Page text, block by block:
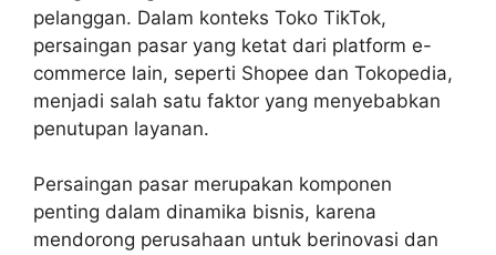
pelanggan. Dalam konteks Toko TikTok,
persaingan pasar yang ketat dari platform e-
commerce lain, seperti Shopee dan Tokopedia,
menjadi salah satu faktor yang menyebabkan
penutupan layanan.
Persaingan pasar merupakan komponen
penting dalam dinamika bisnis, karena
mendorong perusahaan untuk berinovasi dan